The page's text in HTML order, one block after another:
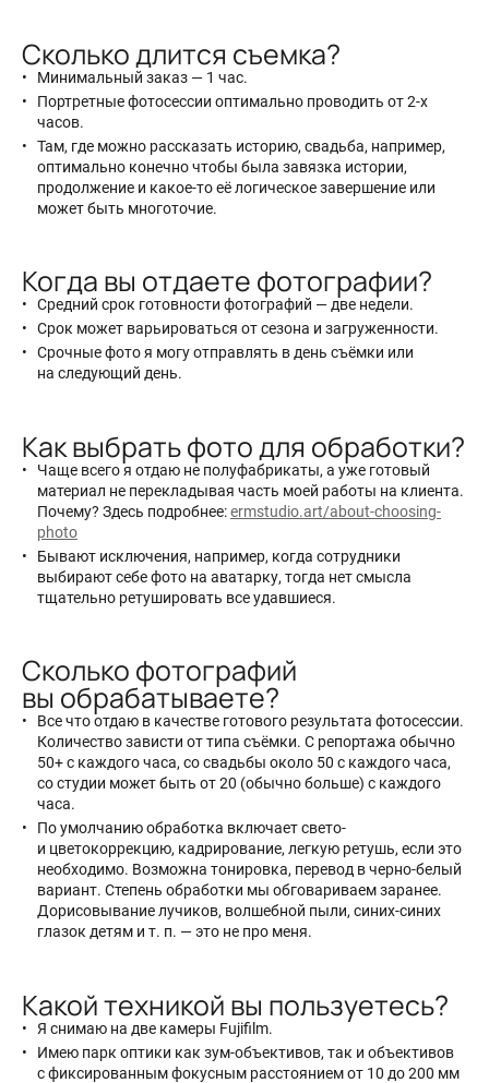
Сколько длится съемка?
Минимальный заказ — 1 час.
Портретные фотосессии оптимально проводить от 2-х
часов.
Там, где можно рассказать историю, свадьба, например,
оптимально конечно чтобы была завязка истории,
продолжение и какое-то её логическое завершение или
может быть многоточие.
Когда вы отдаете фотографии?
Средний срок готовности фотографий — две недели.
Срок может варьироваться от сезона и загруженности.
Срочные фото я могу отправлять в день съёмки или
на следующий день.
Как выбрать фото для обработки?
Чаще всего я отдаю не полуфабрикаты, а уже готовый
материал не перекладывая часть моей работы на клиента.
Почему? Здесь подробнее:ermstudio.art/about-choosing-
photo
Бывают исключения, например, когда сотрудники
выбирают себе фото на аватарку, тогда нет смысла
тщательно ретушировать все удавшиеся.
Сколько фотографий
вы обрабатываете?
Все что отдаю в качестве готового результата фотосессии.
Количество зависти от типа съёмки. С репортажа обычно
50+ с каждого часа, со свадьбы около 50 с каждого часа,
со студии может быть от 20 (обычно больше) с каждого
часа.
По умолчанию обработка включает свето-
и цветокоррекцию, кадрирование, легкую ретушь, если это
необходимо. Возможна тонировка, перевод в черно-белый
вариант. Степень обработки мы обговариваем заранее.
Дорисовывание лучиков, волшебной пыли, синих-синих
глазок детям и т. п. — это не про меня.
Какой техникой вы пользуетесь?
Я снимаю на две камеры Fujifilm.
Имею парк оптики как зум-объективов, так и объективов
с фиксированным фокусным расстоянием от 10 до 200 мм